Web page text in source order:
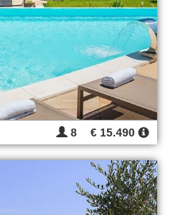
8 € 15.490